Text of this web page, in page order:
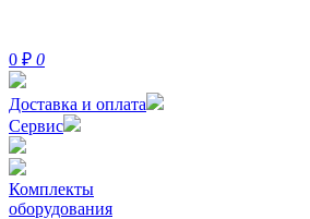
0 ₽ 0
Доставка и оплата
Сервис
Комплекты
оборудования